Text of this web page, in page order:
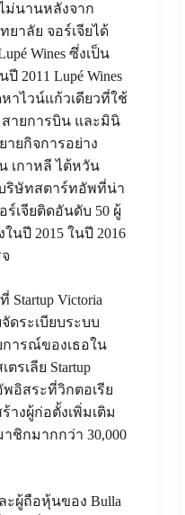
ม่นานหลังจาก
ยาลัย จอร์เจียได้
Wines ซึ่งเป็น
2011 Lupé Wines
าไวน์แก้วเดียวที่ใช้
สายการบิน และมินิ
ยกิจการอย่าง
เกาหลี ไต้หวัน
ริษัทสตาร์ทอัพที่น่า
ร์เจียติดอันดับ 50 ผู้
นปี 2015 ในปี 2016
Victoria
ดระเบียบระบบ
ารณ์ของเธอใน
รเลีย Startup
อิสระที่วิกตอเรีย
างผู้ก่อตั้งเพิ่มเติม
ชิกมากกว่า 30,000
ะผู้ถือหุ้นของ Bulla